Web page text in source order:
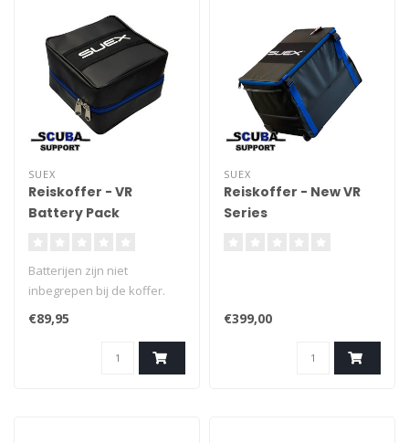
SUEX
Reiskoffer - VR
Battery Pack
Batterijen zijn niet
inbegrepen bij de koffer.
€89,95
SUEX
Reiskoffer - New VR
Series
€399,00